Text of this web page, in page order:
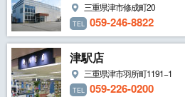
三重県津市修成町20
TEL 059-246-8822
津駅店
三重県津市羽所町1191−1
TEL 059-226-0200